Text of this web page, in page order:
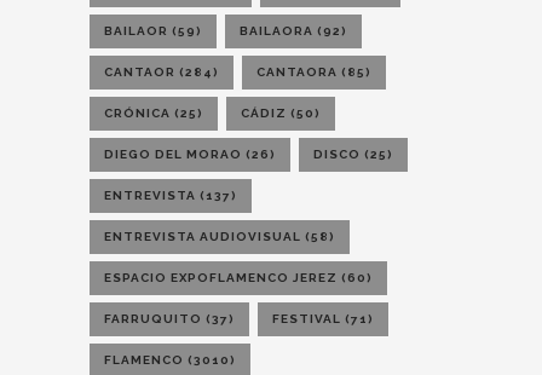
BAILAOR (59) BAILAORA (92)
CANTAOR (284) CANTAORA (85)
CRÓNICA (25) CÁDIZ (50)
DIEGO DEL MORAO (26) DISCO (25)
ENTREVISTA (137)
ENTREVISTA AUDIOVISUAL (58)
ESPACIO EXPOFLAMENCO JEREZ (60)
FARRUQUITO (37) FESTIVAL (71)
FLAMENCO (3010)